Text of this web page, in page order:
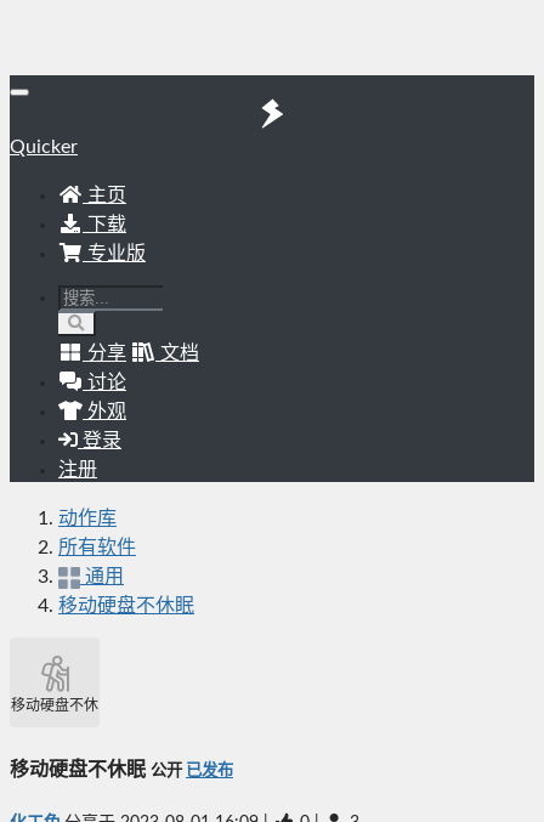
Quicker
主页
下载
专业版
分享
文档
讨论
外观
登录
注册
动作库
所有软件
通用
移动硬盘不休眠
移动硬盘不休眠
移动硬盘不休眠 公开 已发布